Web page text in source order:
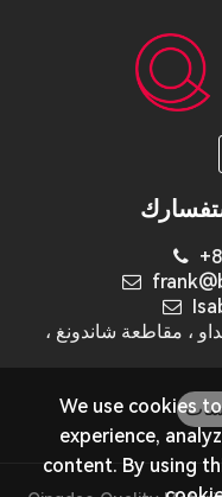
، مقاطعة شاندونغ ،
We use cookies
experience,
content. By using